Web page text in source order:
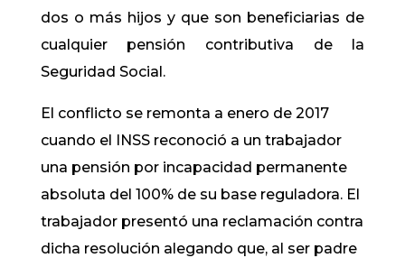
dos o más hijos y que son beneficiarias de
cualquier pensión contributiva de la
Seguridad Social.
El conflicto se remonta a enero de 2017
cuando el INSS reconoció a un trabajador
una pensión por incapacidad permanente
absoluta del 100% de su base reguladora. El
trabajador presentó una reclamación contra
dicha resolución alegando que, al ser padre